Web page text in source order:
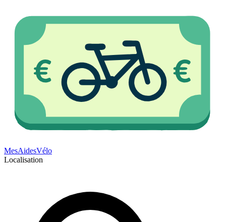
MesAidesVélo
Localisation